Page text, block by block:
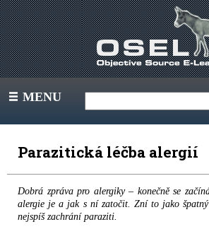
III MENU
Parazitická léčba alergií
Dobrá zpráva pro alergiky – konečně se
alergie je a jak s ní zatočit. Zní to jako
nejspíš zachrání paraziti.